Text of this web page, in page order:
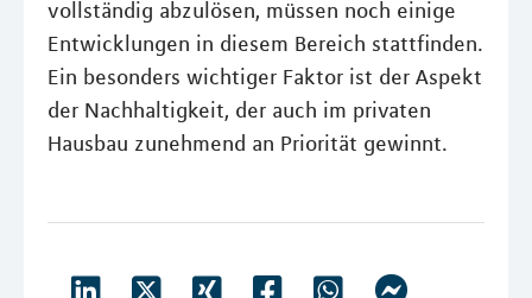
vollständig abzulösen, müssen noch einige
Entwicklungen in diesem Bereich stattfinden.
Ein besonders wichtiger Faktor ist der Aspekt
der Nachhaltigkeit, der auch im privaten
Hausbau zunehmend an Priorität gewinnt.